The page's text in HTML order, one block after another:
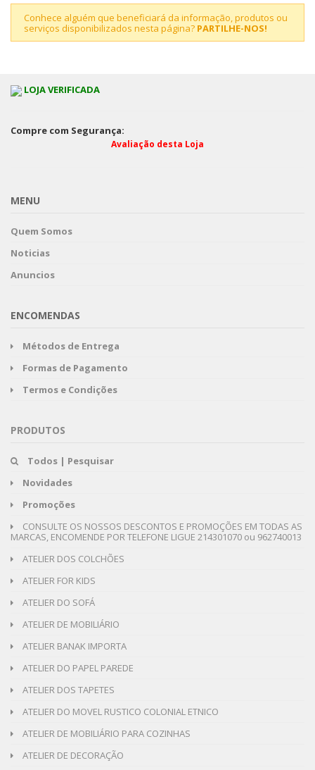
Conhece alguém que beneficiará da informação, produtos ou
serviços disponibilizados nesta página? PARTILHE-NOS!
LOJA VERIFICADA
Compre com Segurança:
Avaliação desta Loja
MENU
Quem Somos
Noticias
Anuncios
ENCOMENDAS
Métodos de Entrega
Formas de Pagamento
Termos e Condições
PRODUTOS
Todos | Pesquisar
Novidades
Promoções
CONSULTE OS NOSSOS DESCONTOS E PROMOÇÕES EM TODAS AS
MARCAS, ENCOMENDE POR TELEFONE LIGUE 214301070 ou 962740013
ATELIER DOS COLCHÕES
ATELIER FOR KIDS
ATELIER DO SOFÁ
ATELIER DE MOBILIÁRIO
ATELIER BANAK IMPORTA
ATELIER DO PAPEL PAREDE
ATELIER DOS TAPETES
ATELIER DO MOVEL RUSTICO COLONIAL ETNICO
ATELIER DE MOBILIÁRIO PARA COZINHAS
ATELIER DE DECORAÇÃO